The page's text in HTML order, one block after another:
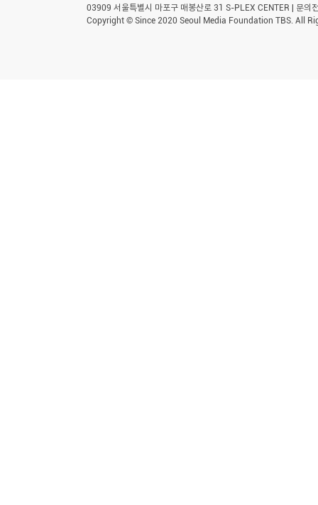
03909 서울특별시 마포구 매봉산로 31 S-PLEX CENTER | 문
Copyright © Since 2020 Seoul Media Foundation TBS. All